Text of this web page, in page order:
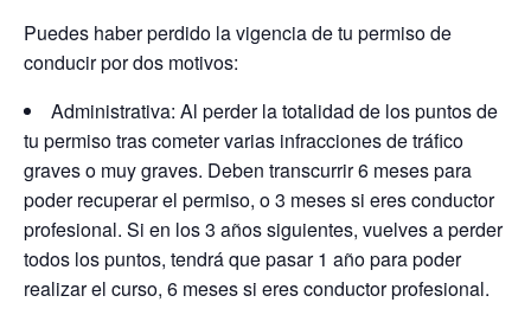
Puedes haber perdido la vigencia de tu permiso de
conducir por dos motivos:
Administrativa: Al perder la totalidad de los puntos de
tu permiso tras cometer varias infracciones de tráfico
graves o muy graves. Deben transcurrir 6 meses para
poder recuperar el permiso, o 3 meses si eres conductor
profesional. Si en los 3 años siguientes, vuelves a perder
todos los puntos, tendrá que pasar 1 año para poder
realizar el curso, 6 meses si eres conductor profesional.